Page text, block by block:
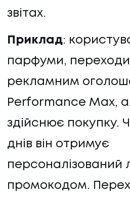
звітах.
Приклад:
парфуми,
рекламним
Performance Max,
здійснює покупку.
днів він отримує
персоналізований
промокодом.